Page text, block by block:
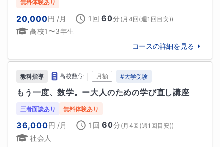
いるつもりの方
・基礎から受験レベルまで、本気で成績を伸ばしたい
・一人で勉強していても不安や焦りが消えない方
数学が苦手でも、理解の根っこから整えていけば、必
ず“できる”に変わります。【基礎力強化メソッド】
は、そのための最短ルートです。あなたの“わからな
い”を“わかる”に、“わかる”を“使える”に変えるお手伝
いを、ぜひ私にさせてください。
大学
難関国公立大学
東京大学
東京工業大学
難関国公立高校
東京学芸大学附属高等学校
東京都立八王子東高等学校
東京都立立川高等学校
中学校
無料体験あり
20,000円 /月 1回 60分 ( 月4回(週1回目安))
高校1〜3年生
コースの詳細を見る
教科指導 高校数学 月額 #大学受験
もう一度、数学。ー大人のための学び直し講座
三者面談あり 無料体験あり
36,000円 /月 1回 60分 ( 月4回(週1回目安))
社会人